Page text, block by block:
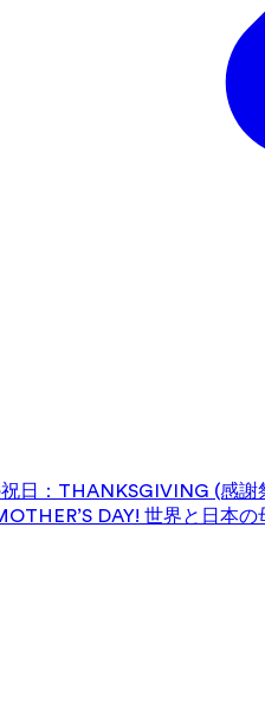
日：THANKSGIVING (感謝
DAY! 世界と日本の